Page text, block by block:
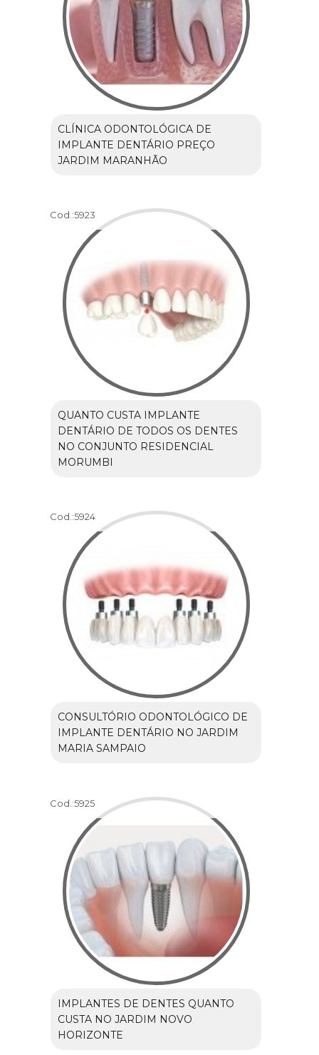
CLÍNICA ODONTOLÓGICA DE
IMPLANTE DENTÁRIO PREÇO
JARDIM MARANHÃO
Cod.:5923
QUANTO CUSTA IMPLANTE
DENTÁRIO DE TODOS OS DENTES
NO CONJUNTO RESIDENCIAL
MORUMBI
Cod.:5924
CONSULTÓRIO ODONTOLÓGICO DE
IMPLANTE DENTÁRIO NO JARDIM
MARIA SAMPAIO
Cod.:5925
IMPLANTES DE DENTES QUANTO
CUSTA NO JARDIM NOVO
HORIZONTE